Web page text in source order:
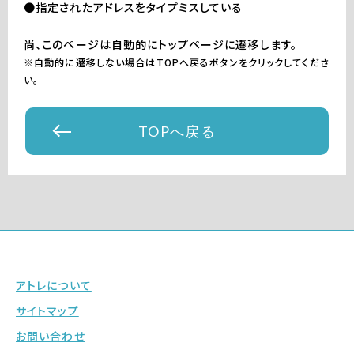
●指定されたアドレスをタイプミスしている
尚、このページは自動的にトップページに遷移します。
※自動的に遷移しない場合はTOPへ戻るボタンをクリックしてくださ
い。
TOPへ戻る
アトレについて
サイトマップ
お問い合わせ